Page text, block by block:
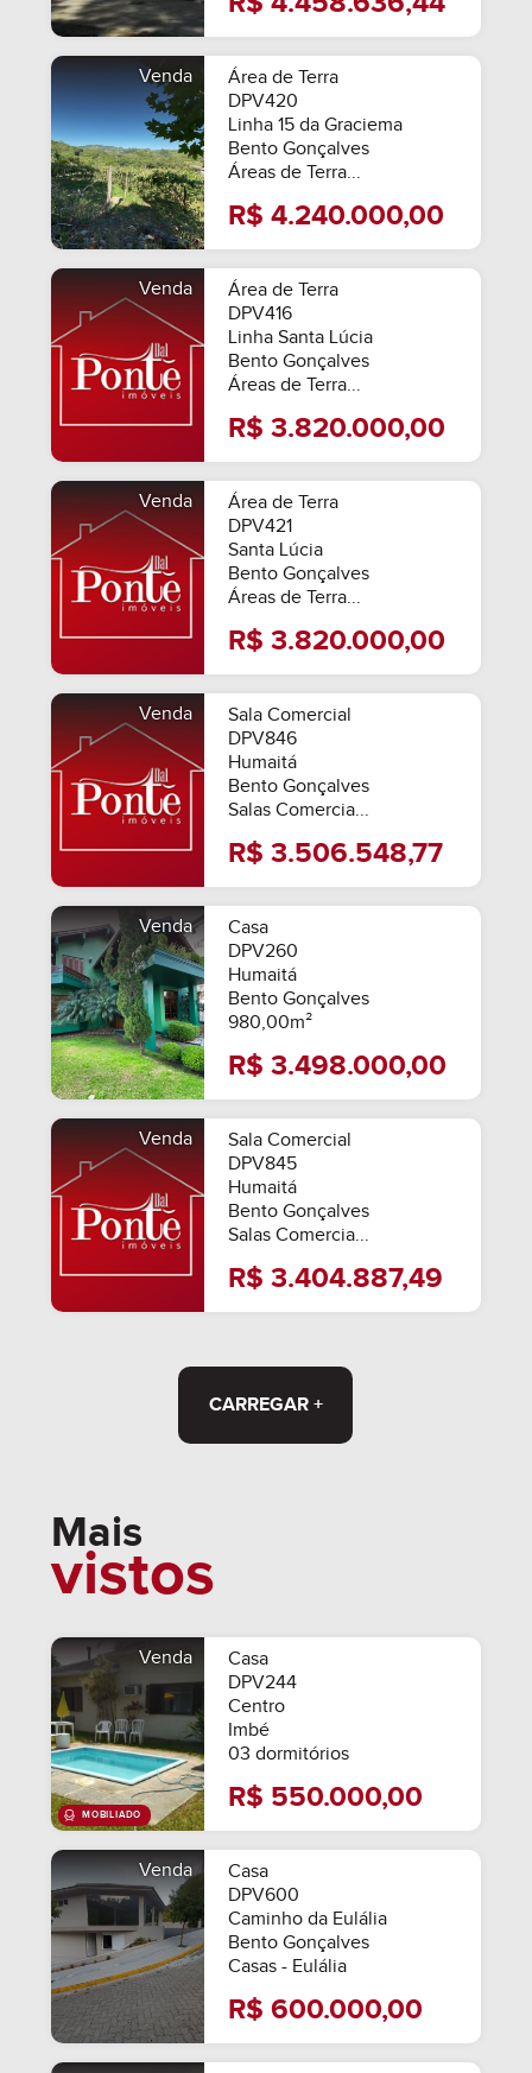
Venda
Área de Terra
DPV420
Linha 15 da Graciema
Bento Gonçalves
Áreas de Terra...
R$ 4.240.000,00
Venda
Área de Terra
DPV416
Linha Santa Lúcia
Bento Gonçalves
Áreas de Terra...
R$ 3.820.000,00
Venda
Área de Terra
DPV421
Santa Lúcia
Bento Gonçalves
Áreas de Terra...
R$ 3.820.000,00
Venda
Sala Comercial
DPV846
Humaitá
Bento Gonçalves
Salas Comercia...
R$ 3.506.548,77
Venda
Casa
DPV260
Humaitá
Bento Gonçalves
980,00m²
R$ 3.498.000,00
Venda
Sala Comercial
DPV845
Humaitá
Bento Gonçalves
Salas Comercia...
R$ 3.404.887,49
CARREGAR +
Mais
vistos
Venda
Casa
DPV244
Centro
Imbé
03 dormitórios
R$ 550.000,00
Venda
Casa
DPV600
Caminho da Eulália
Bento Gonçalves
Casas - Eulália
R$ 600.000,00